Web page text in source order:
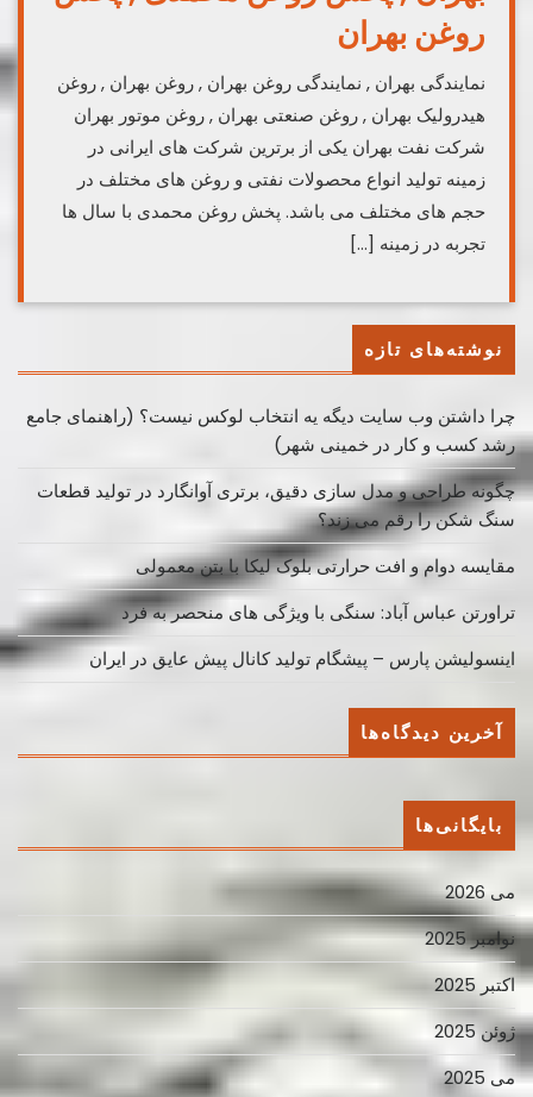
روغن بهران
نمایندگی بهران , نمایندگی روغن بهران , روغن بهران , روغن
هیدرولیک بهران , روغن صنعتی بهران , روغن موتور بهران
شرکت نفت بهران یکی از برترین شرکت های ایرانی در
زمینه تولید انواع محصولات نفتی و روغن های مختلف در
حجم های مختلف می باشد. پخش روغن محمدی با سال ها
تجربه در زمینه […]
نوشته‌های تازه
چرا داشتن وب سایت دیگه یه انتخاب لوکس نیست؟ (راهنمای جامع
رشد کسب ‌و کار در خمینی ‌شهر)
چگونه طراحی و مدل سازی دقیق، برتری آوانگارد در تولید قطعات
سنگ شکن را رقم می زند؟
مقایسه دوام و افت حرارتی بلوک لیکا با بتن معمولی
تراورتن عباس آباد: سنگی با ویژگی های منحصر به فرد
اینسولیشن پارس – پیشگام تولید کانال پیش عایق در ایران
آخرین دیدگاه‌ها
بایگانی‌ها
می 2026
نوامبر 2025
اکتبر 2025
ژوئن 2025
می 2025